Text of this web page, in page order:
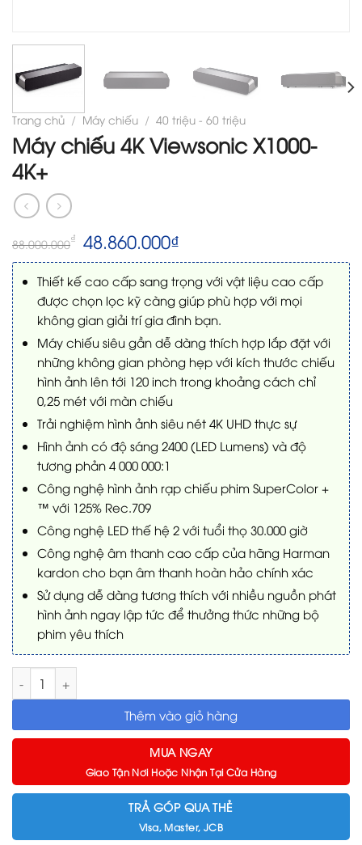
Trang chủ / Máy chiếu / 40 triệu - 60 triệu
Máy chiếu 4K Viewsonic X1000-
4K+
88.000.000₫ Giá
gốc
là:
88.000.000₫.
48.860.000₫
tại
là:
48.860.000₫.
Thiết kế cao cấp sang trọng với vật liệu cao cấp
được chọn lọc kỹ càng giúp phù hợp với mọi
không gian giải trí gia đình bạn.
Máy chiếu siêu gần dễ dàng thích hợp lắp đặt với
những không gian phòng hẹp với kích thước chiếu
hình ảnh lên tới 120 inch trong khoảng cách chỉ
0,25 mét với màn chiếu
Trải nghiệm hình ảnh siêu nét 4K UHD thực sự
Hình ảnh có độ sáng 2400 (LED Lumens) và độ
tương phản 4 000 000:1
Công nghệ hình ảnh rạp chiếu phim SuperColor +
™ với 125% Rec.709
Công nghệ LED thế hệ 2 với tuổi thọ 30.000 giờ
Công nghệ âm thanh cao cấp của hãng Harman
kardon cho bạn âm thanh hoàn hảo chính xác
Sử dụng dễ dàng tương thích với nhiều nguồn phát
hình ảnh ngay lập tức để thưởng thức những bộ
phim yêu thích
Máy chiếu 4K Viewsonic X1000-4K+ số lượng
Thêm vào giỏ hàng
MUA NGAY
Giao Tận Nơi Hoặc Nhận Tại Cửa Hàng
TRẢ GÓP QUA THẺ
Visa, Master, JCB